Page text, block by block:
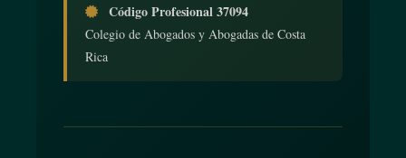
Código Profesional 37094
Colegio de Abogados y Abogadas de Costa
Rica